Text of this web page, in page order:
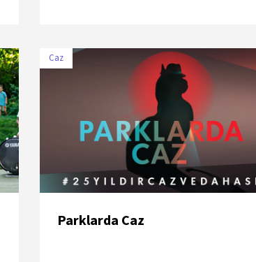
Caz
Parklarda Caz
MEKÂN
9 Temmuz
The Marmara Esma Sultan
Yalısı